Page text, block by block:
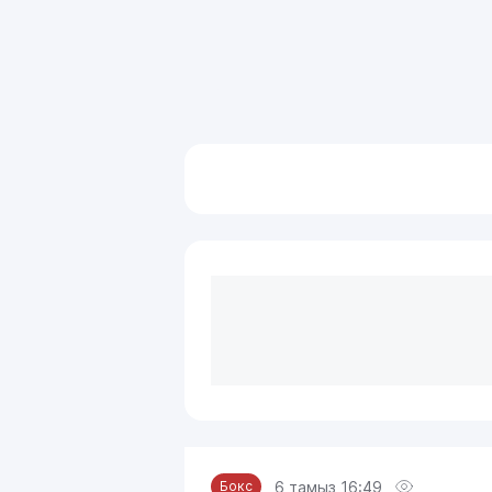
Бокс 6 тамыз 16:49